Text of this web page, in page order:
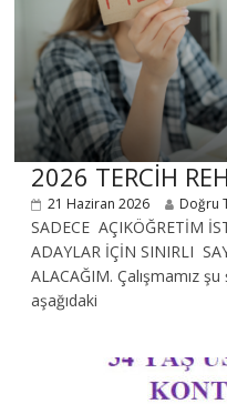
2026 TERCİH
21 Haziran 2026 Doğru
SADECE AÇIKÖĞRETİM
ADAYLAR İÇİN SINIRLI
ALACAĞIM. Çalışmamız
aşağıdaki